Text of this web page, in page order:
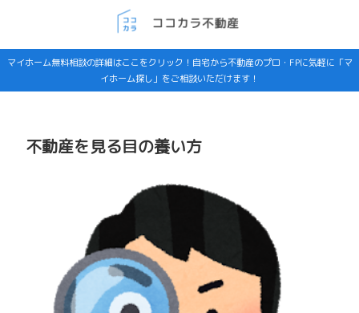
マイホーム無料相談の詳細はここをクリック！自宅から不動産のプロ・FPに気軽に「マ
イホーム探し」をご相談いただけます！
不動産を見る目の養い方